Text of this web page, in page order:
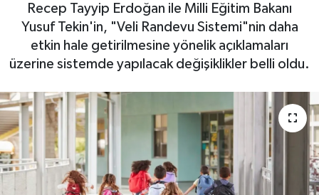
Recep Tayyip Erdoğan ile Milli Eğitim Bakanı
Yusuf Tekin'in, "Veli Randevu Sistemi"nin daha
etkin hale getirilmesine yönelik açıklamaları
üzerine sistemde yapılacak değişiklikler belli oldu.